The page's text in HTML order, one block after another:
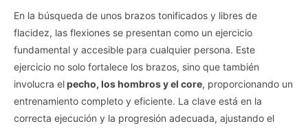
En la búsqueda de unos brazos tonificados y libres de
flacidez, las flexiones se presentan como un ejercicio
fundamental y accesible para cualquier persona. Este
ejercicio no solo fortalece los brazos, sino que también
involucra elpecho, los hombros y el core, proporcionando un
entrenamiento completo y eficiente. La clave está en la
correcta ejecución y la progresión adecuada, ajustando el